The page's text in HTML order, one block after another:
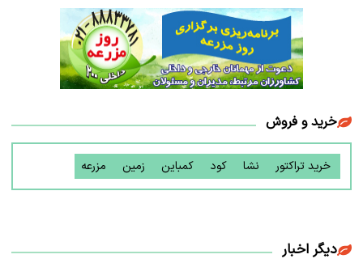
خرید و فروش
خرید تراکتور نشا کود کمباین زمین مزرعه
دیگر اخبار